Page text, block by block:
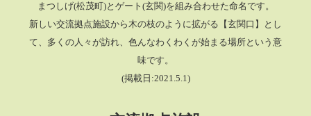
まつしげ(松茂町)とゲート(玄関)を組み合わせた命名です。
新しい交流拠点施設から木の枝のように拡がる【玄関口】とし
て、多くの人々が訪れ、色んなわくわくが始まる場所という意
味です。
(掲載日:2021.5.1)